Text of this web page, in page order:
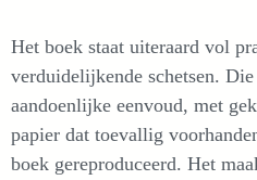
Het boek staat uiteraard vol
verduidelijkende schetsen.
aandoenlijke eenvoud, met
papier dat toevallig
boek gereproduceerd. Het